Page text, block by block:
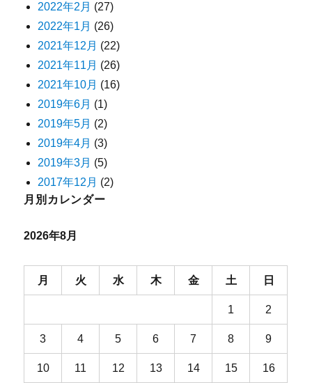
2022年2月 (27)
2022年1月 (26)
2021年12月 (22)
2021年11月 (26)
2021年10月 (16)
2019年6月 (1)
2019年5月 (2)
2019年4月 (3)
2019年3月 (5)
2017年12月 (2)
月別カレンダー
2026年8月
月 火 水 木 金 土 日
1 2
3 4 5 6 7 8 9
10 11 12 13 14 15 16